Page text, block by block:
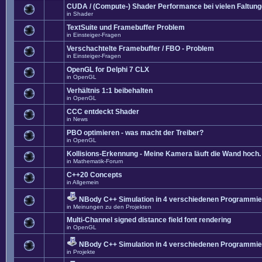
CUDA / (Compute-) Shader Performance bei vielen
in Shader
TextSuite und Framebuffer Problem
in Einsteiger-Fragen
Verschachtelte Framebuffer / FBO - Problem
in Einsteiger-Fragen
OpenGL for Delphi 7 CLX
in OpenGL
Verhältnis 1:1 beibehalten
in OpenGL
CCC entdeckt Shader
in News
PBO optimieren - was macht der Treiber?
in OpenGL
Kollisions-Erkennung - Meine Kamera läuft die Wand hoch.
in Mathematik-Forum
C++20 Concepts
in Allgemein
NBody C++ Simulation in 4 verschiedenen
in Meinungen zu den Projekten
Multi-Channel signed distance field font rendering
in OpenGL
NBody C++ Simulation in 4 verschiedenen
in Projekte